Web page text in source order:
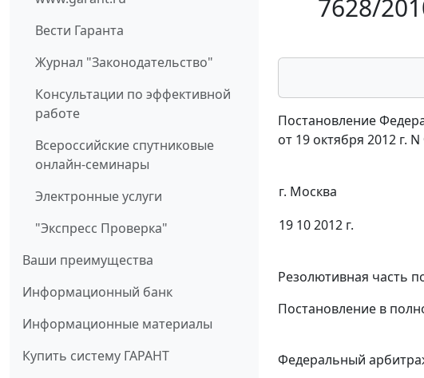
Вести Гаранта
Журнал "Законодательство"
Консультации по эффективной
работе
Всероссийские спутниковые
онлайн-семинары
Электронные услуги
"Экспресс Проверка"
Ваши преимущества
Информационный банк
Информационные материалы
Купить систему ГАРАНТ
7628/
Постановление
от 19 октября 2012 г.
г. Москва
19 10 2012 г.
Резолютивная часть
Постановление в
Федеральный